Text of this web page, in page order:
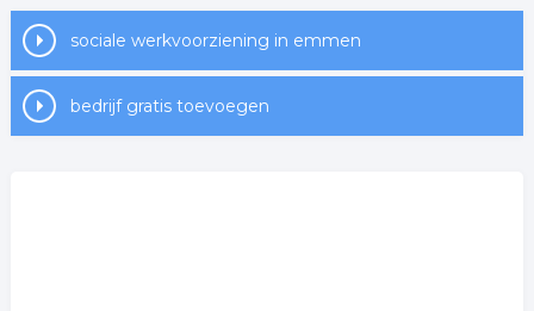
sociale werkvoorziening in emmen
bedrijf gratis toevoegen